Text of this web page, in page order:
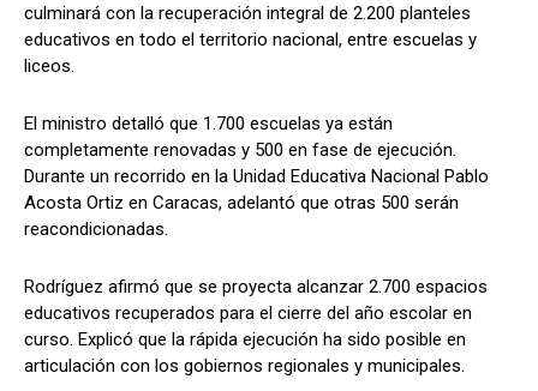
culminará con la recuperación integral de 2.200 planteles
educativos en todo el territorio nacional, entre escuelas y
liceos.
El ministro detalló que 1.700 escuelas ya están
completamente renovadas y 500 en fase de ejecución.
Durante un recorrido en la Unidad Educativa Nacional Pablo
Acosta Ortiz en Caracas, adelantó que otras 500 serán
reacondicionadas.
Rodríguez afirmó que se proyecta alcanzar 2.700 espacios
educativos recuperados para el cierre del año escolar en
curso. Explicó que la rápida ejecución ha sido posible en
articulación con los gobiernos regionales y municipales.